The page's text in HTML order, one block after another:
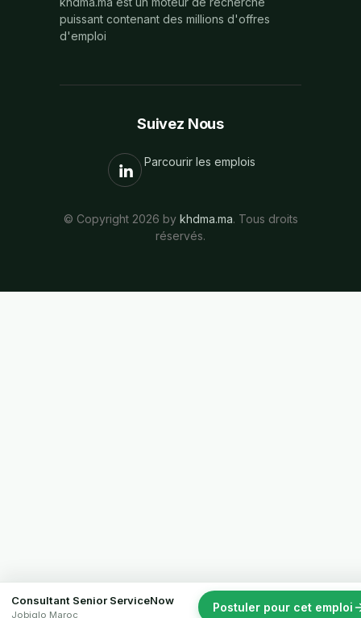
Consultant Senior ServiceNow
Jobiglo Maroc
Postuler pour cet emploi
puissant contenant des millions d'offres
d'emploi
Suivez Nous
Parcourir les emplois
© Copyright 2026 by khdma.ma. Tous droits
réservés.